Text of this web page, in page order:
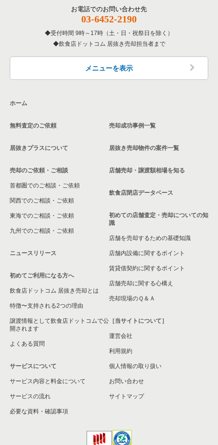
その他の居抜き売却物件の案件一覧
門真市の飲食店の居抜き売却物件の案件一覧
大阪市天王寺区の飲食店の居抜き売却物件の案件一覧
高石市の飲食店の居抜き売却物件の案件一覧
大阪市鶴見区の飲食店の居抜き売却物件の案件一覧
大阪市浪速区の飲食店の居抜き売却物件の案件一覧
八尾市の飲食店の居抜き売却物件の案件一覧
大東市の飲食店の居抜き売却物件の案件一覧
箕面市の飲食店の居抜き売却物件の案件一覧
大阪市淀川区の飲食店の居抜き売却物件の案件一覧
大阪市東成区の飲食店の居抜き売却物件の案件一覧
大阪市城東区の飲食店の居抜き売却物件の案件一覧
大阪市旭区の飲食店の居抜き売却物件の案件一覧
和泉市の飲食店の居抜き売却物件の案件一覧
池田市の飲食店の居抜き売却物件の案件一覧
大阪市大正区の飲食店の居抜き売却物件の案件一覧
大阪府の和食の居抜き売却物件の案件一覧
大阪府の洋食の居抜き売却物件の案件一覧
大阪府のその他の居抜き売却物件の案件一覧
お電話でのお問い合わせ先
03-6452-2190
受付時間 9時～17時（土・日・祝祭日を除く）
飲食店ドットコム 居抜き売却担当者まで
メニューを表示
ホーム
無料査定のご依頼
居抜きプラスについて
売却のご依頼・ご相談
首都圏でのご相談・ご依頼
関西でのご相談・ご依頼
東海でのご相談・ご依頼
九州でのご相談・ご依頼
ニュースリリース
初めてご利用になる方へ
飲食店ドットコム 居抜き売却とは
特徴〜支持される2つの理由
譲渡情報として飲食店ドットコムで公
開されます
よくある質問
サービスについて
サービス内容と料金について
サービスの流れ
必要な資料・確認事項
売却成功事例一覧
居抜き売却物件の案件一覧
店舗売却・譲渡額相場を知る
飲食店閉店データベース
初めての店舗査定・売却についての知
識
店舗を売却するための基礎知識
店舗内設備に関するポイント
賃貸借契約に関するポイント
店舗売却に関する心構え
売却現場のＱ＆Ａ
［当サイトについて］
運営会社
利用規約
個人情報の取り扱い
お問い合わせ
サイトマップ